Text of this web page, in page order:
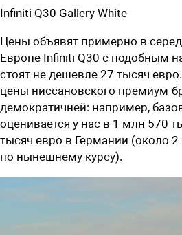
Infiniti Q30 Gallery White
Цены объявят примерно в
Европе Infiniti Q30 с подобным
стоят не дешевле 27 тысяч
цены ниссановского премиум-
демократичней: например,
оценивается у нас в 1 млн 570
тысяч евро в Германии (около
по нынешнему курсу).